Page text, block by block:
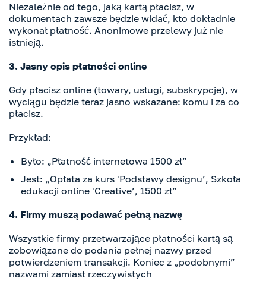
Niezależnie od tego, jaką kartą płacisz, w
dokumentach zawsze będzie widać, kto dokładnie
wykonał płatność. Anonimowe przelewy już nie
istnieją.
3. Jasny opis płatności online
Gdy płacisz online (towary, usługi, subskrypcje), w
wyciągu będzie teraz jasno wskazane: komu i za co
płacisz.
Przykład:
Było: „Płatność internetowa 1500 zł”
Jest: „Opłata za kurs 'Podstawy designu’, Szkoła
edukacji online 'Creative’, 1500 zł”
4. Firmy muszą podawać pełną nazwę
Wszystkie firmy przetwarzające płatności kartą są
zobowiązane do podania pełnej nazwy przed
potwierdzeniem transakcji. Koniec z „podobnymi”
nazwami zamiast rzeczywistych